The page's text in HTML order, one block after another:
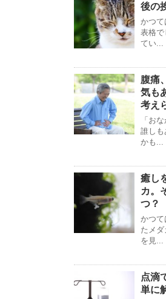
後の
かつて
表格で
てい...
腹痛
気も
考え
「お
誰しも
かも...
癒し
カ。
つ？
かつて
たメ
を見...
点滴
単に